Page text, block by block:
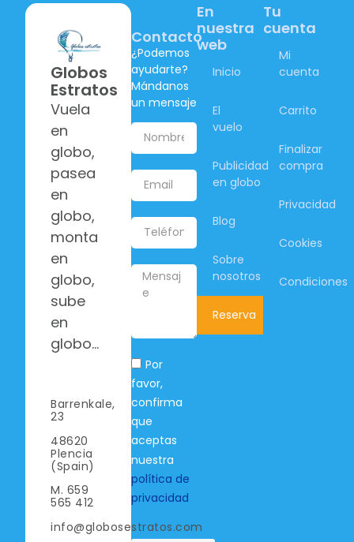
Globos
Estratos
Vuela
en
globo,
pasea
en
globo,
monta
en
globo,
sube
en
globo…
Barrenkale,
23
48620
Plencia
(Spain)
M. 659
565 412
info@globosestratos.com
En
nuestra
web
Inicio
El
vuelo
Publicidad
en globo
Blog
Sobre
nosotros
Reserva
Tu
cuenta
Mi
cuenta
Carrito
Finalizar
compra
Privacidad
Cookies
Condiciones
Contacto
¿Podemos
ayudarte?
Mándanos
un mensaje
Por
favor,
confirma
que
aceptas
nuestra
política de
privacidad